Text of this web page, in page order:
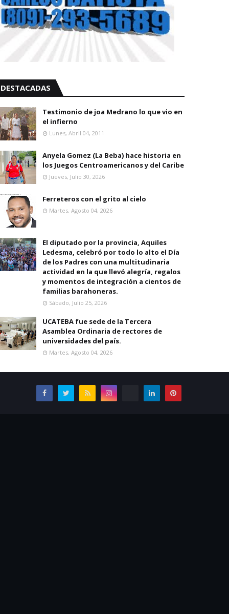
DESTACADAS
Testimonio de joa Medrano lo que vio en
el infierno
Lunes, Abril 04, 2011
Anyela Gomez (La Beba) hace historia en
los Juegos Centroamericanos y del Caribe
Jueves, Julio 30, 2026
Ferreteros con el grito al cielo
Martes, Agosto 04, 2026
El diputado por la provincia, Aquiles
Ledesma, celebró por todo lo alto el Día
de los Padres con una multitudinaria
actividad en la que llevó alegría, regalos
y momentos de integración a cientos de
familias barahoneras.
Sábado, Julio 25, 2026
UCATEBA fue sede de la Tercera
Asamblea Ordinaria de rectores de
universidades del país.
Martes, Agosto 04, 2026